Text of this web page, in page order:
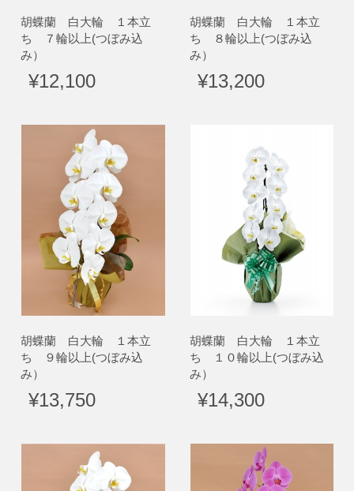
胡蝶蘭 白大輪 １本立
ち ７輪以上(つぼみ込
み）
¥12,100
胡蝶蘭 白大輪 １本立
ち ８輪以上(つぼみ込
み）
¥13,200
胡蝶蘭 白大輪 １本立
ち ９輪以上(つぼみ込
み）
¥13,750
胡蝶蘭 白大輪 １本立
ち １０輪以上(つぼみ込
み）
¥14,300